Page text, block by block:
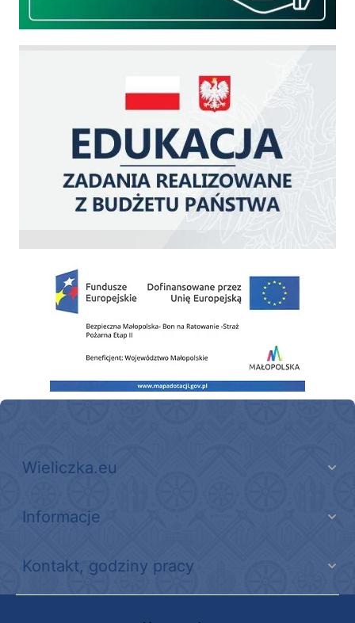
Zakup fabrycznie nowego, średniego samochodu ratowniczo-gaśniczego z
Wieliczka.eu
Informacje
Kontakt, godziny pracy